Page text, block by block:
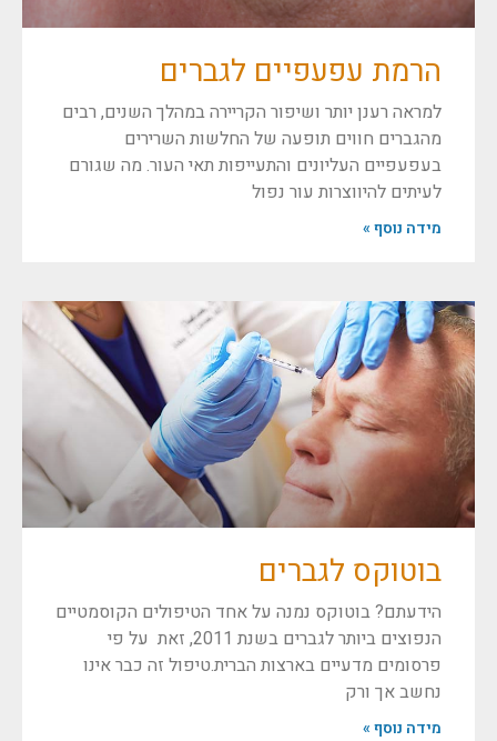
הרמת עפעפיים לגברים
למראה רענן יותר ושיפור הקריירה במהלך השנים, רבים
מהגברים חווים תופעה של החלשות השרירים
בעפעפיים העליונים והתעייפות תאי העור. מה שגורם
לעיתים להיווצרות עור נפול
מידה נוסף »
בוטוקס לגברים
הידעתם? בוטוקס נמנה על אחד הטיפולים הקוסמטיים
הנפוצים ביותר לגברים בשנת 2011, זאת על פי
פרסומים מדעיים בארצות הברית.טיפול זה כבר אינו
נחשב אך ורק
מידה נוסף »